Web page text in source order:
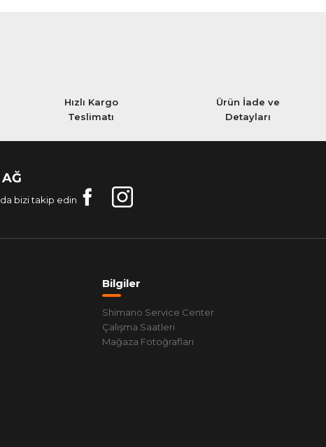
Hızlı Kargo
Teslimatı
Ürün İade ve
Detayları
bizi takip edin
Bilgiler
Shimano Service Center
Çalışma Saatleri
Mağaza Fotoğrafları